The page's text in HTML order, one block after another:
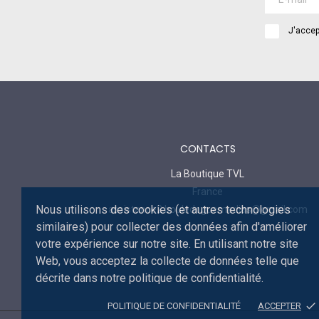
Nous utilisons des cookies (et autres technologies
similaires) pour collecter des données afin d'améliorer
votre expérience sur notre site. En utilisant notre site
Web, vous acceptez la collecte de données telle que
décrite dans notre politique de confidentialité.
POLITIQUE DE CONFIDENTIALITÉ ACCEPTER done
CONTACTS
La Boutique TVL
France
assistance2.bouledoguemedias@gmail.com